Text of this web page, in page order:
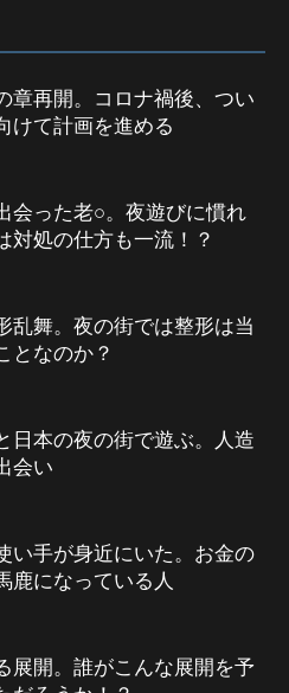
章再開。コロナ禍後、つい
けて計画を進める
会った老○。夜遊びに慣れ
対処の仕方も一流！？
乱舞。夜の街では整形は当
となのか？
日本の夜の街で遊ぶ。人造
会い
い手が身近にいた。お金の
鹿になっている人
展開。誰がこんな展開を予